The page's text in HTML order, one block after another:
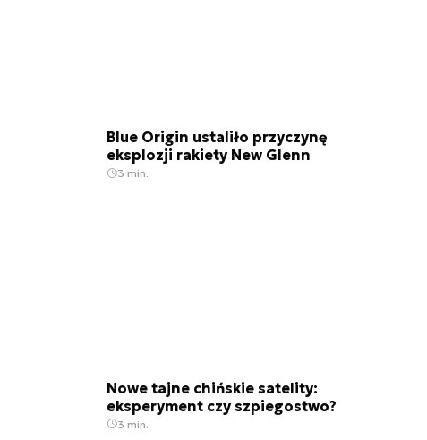
Blue Origin ustaliło przyczynę
eksplozji rakiety New Glenn
3 min.
Nowe tajne chińskie satelity:
eksperyment czy szpiegostwo?
3 min.